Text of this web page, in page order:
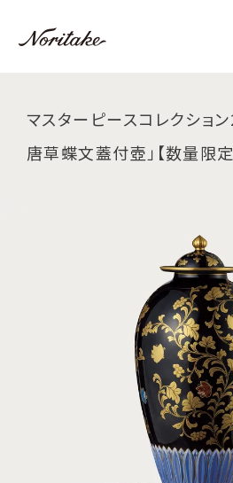
マスターピースコレクショ
唐草蝶文蓋付壺」【数量限